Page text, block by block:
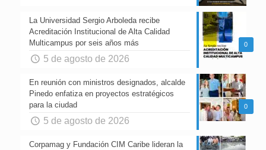
0
La Universidad Sergio Arboleda recibe
Acreditación Institucional de Alta Calidad
Multicampus por seis años más
5 de agosto de 2026
0
En reunión con ministros designados, alcalde
Pinedo enfatiza en proyectos estratégicos
para la ciudad
5 de agosto de 2026
Corpamag y Fundación CIM Caribe lideran la